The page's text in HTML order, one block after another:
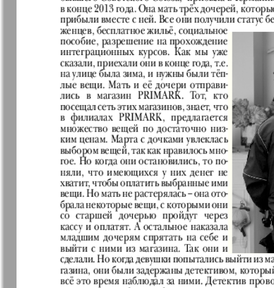
7плюс7я Авангард
Анонс Антенна
Афиша Augsburg Бизнес
Ваша газета Версия
Вечное
сокровище
Восточная
Германия
Германия плюс Давай